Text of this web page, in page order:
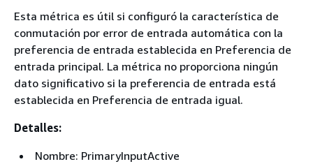
Esta métrica es útil si configuró la característica de
conmutación por error de entrada automática con la
preferencia de entrada establecida en Preferencia de
entrada principal. La métrica no proporciona ningún
dato significativo si la preferencia de entrada está
establecida en Preferencia de entrada igual.
Detalles:
Nombre: PrimaryInputActive